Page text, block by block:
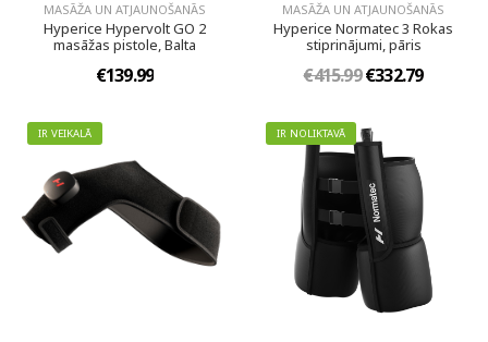
MASĀŽA UN ATJAUNOŠANĀS
Hyperice Hypervolt GO 2
masāžas pistole, Balta
€139.99
MASĀŽA UN ATJAUNOŠANĀS
Hyperice Normatec 3 Rokas
stiprinājumi, pāris
€415.99€332.79
IR VEIKALĀ IR NOLIKTAVĀ